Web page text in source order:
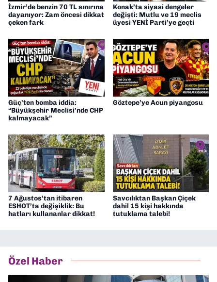
İzmir’de benzin 70 TL sınırına
dayanıyor: Zam öncesi dikkat
çeken fark
Konak’ta siyasi dengeler
değişti: Mutlu ve 19 meclis
üyesi YENİ Parti’ye geçti
Güç’ten bomba iddia:
“Büyükşehir Meclisi’nde CHP
kalmayacak”
Göztepe’ye Acun piyangosu
7 Ağustos’tan itibaren
ESHOT’ta değişiklik: Bu
hatları kullananlar dikkat!
Savcılıktan Başkan Çiçek
dahil 15 kişi hakkında
tutuklama talebi!
Özel Haber